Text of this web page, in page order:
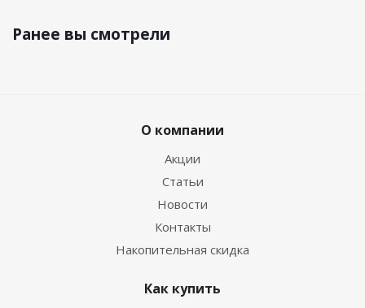
Ранее вы смотрели
О компании
Акции
Статьи
Новости
Контакты
Накопительная скидка
Как купить